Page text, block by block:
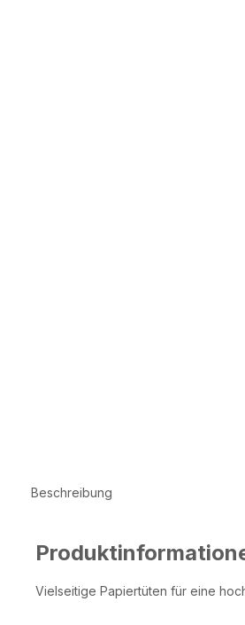
Beschreibung
Vielseitige Papiertüten für eine